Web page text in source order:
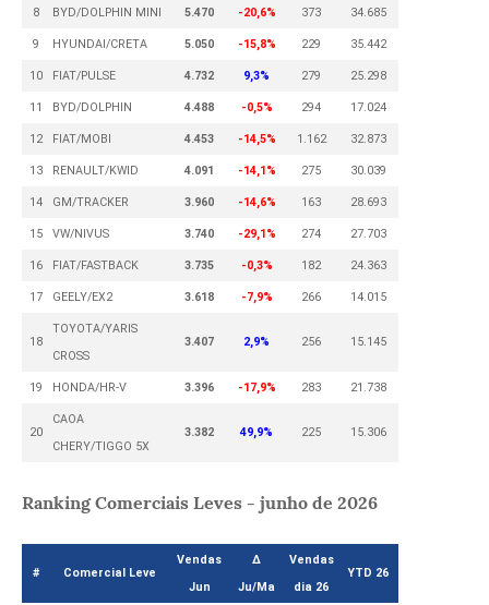
8 BYD/DOLPHIN MINI 5.470 -20,6% 373 34.685
9 HYUNDAI/CRETA 5.050 -15,8% 229 35.442
10 FIAT/PULSE 4.732 9,3% 279 25.298
11 BYD/DOLPHIN 4.488 -0,5% 294 17.024
12 FIAT/MOBI 4.453 -14,5% 1.162 32.873
13 RENAULT/KWID 4.091 -14,1% 275 30.039
14 GM/TRACKER 3.960 -14,6% 163 28.693
15 VW/NIVUS 3.740 -29,1% 274 27.703
16 FIAT/FASTBACK 3.735 -0,3% 182 24.363
17 GEELY/EX2 3.618 -7,9% 266 14.015
18
TOYOTA/YARIS
CROSS
3.407 2,9% 256 15.145
19 HONDA/HR-V 3.396 -17,9% 283 21.738
20
CAOA
CHERY/TIGGO 5X
3.382 49,9% 225 15.306
Ranking Comerciais Leves - junho de 2026
# Comercial Leve
Vendas
Jun
Δ
Ju/Ma
Vendas
dia 26
YTD 26